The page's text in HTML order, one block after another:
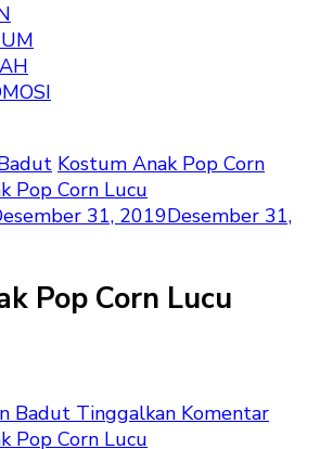
Kostum Anak Pop Corn
Pop Corn Lucu
31, 2019Desember 31,
Pop Corn Lucu
Badut Tinggalkan Komentar
Pop Corn Lucu